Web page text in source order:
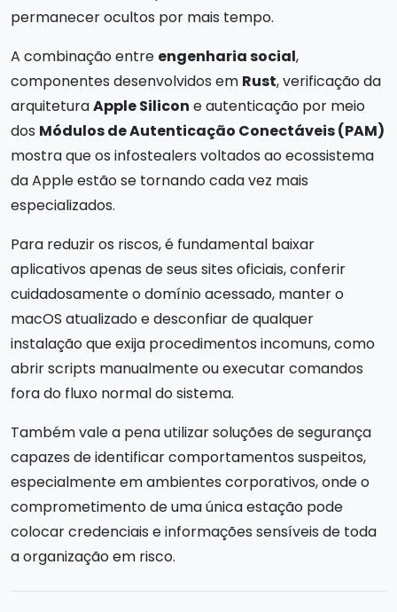
permanecer ocultos por mais tempo.
A combinação entre engenharia social,
componentes desenvolvidos em Rust, verificação da
arquiteturaApple Silicon e autenticação por meio
dos Módulos de Autenticação Conectáveis (PAM)
mostra que os infostealers voltados ao ecossistema
da Apple estão se tornando cada vez mais
especializados.
Para reduzir os riscos, é fundamental baixar
aplicativos apenas de seus sites oficiais, conferir
cuidadosamente o domínio acessado, manter o
macOS atualizado e desconfiar de qualquer
instalação que exija procedimentos incomuns, como
abrir scripts manualmente ou executar comandos
fora do fluxo normal do sistema.
Também vale a pena utilizar soluções de segurança
capazes de identificar comportamentos suspeitos,
especialmente em ambientes corporativos, onde o
comprometimento de uma única estação pode
colocar credenciais e informações sensíveis de toda
a organização em risco.